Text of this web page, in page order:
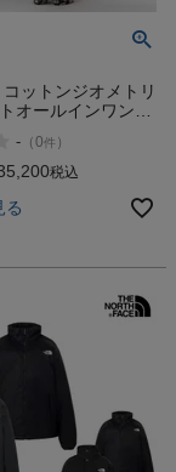
ットンジオメトリ
オールインワン
- （0件 ）
税込
る